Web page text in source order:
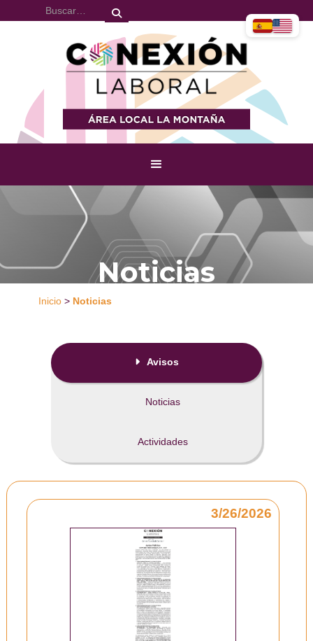
Noticias
Inicio> Noticias
 Avisos
Noticias
Actividades
3/26/2026